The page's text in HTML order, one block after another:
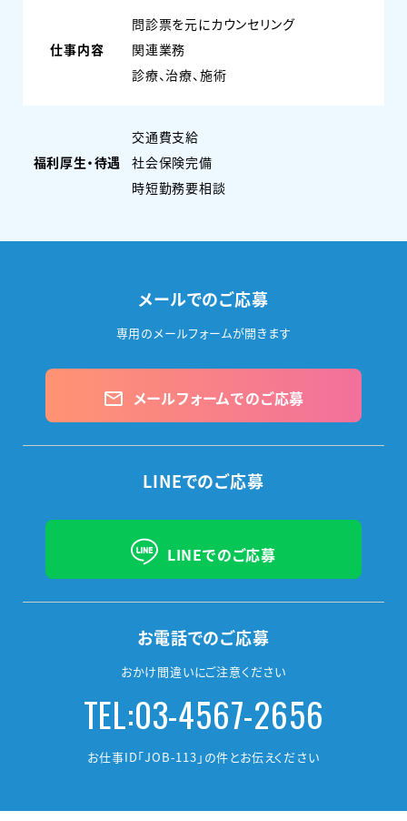
仕事内容
問診票を元にカウンセリング
関連業務
診療、治療、施術
福利厚生・待遇
交通費支給
社会保険完備
時短勤務要相談
メールでのご応募
専用のメールフォームが開きます
mail_outline メールフォームでのご応募
LINEでのご応募
LINEでのご応募
お電話でのご応募
おかけ間違いにご注意ください
TEL:03-4567-2656
お仕事ID「JOB-113」の件とお伝えください